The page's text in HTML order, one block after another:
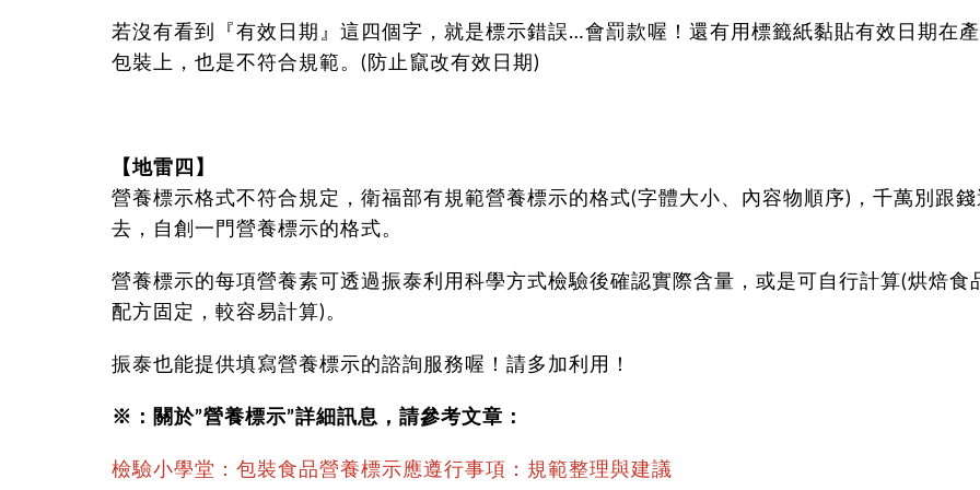
若沒有看到『有效日期』這四個字，就是標示錯誤…會罰款喔！還有用標籤紙黏貼有效日期在
包裝上，也是不符合規範。(防止竄改有效日期)
【地雷四 】
營養標示格式不符合規定，衛福部有規範營養標示的格式(字體大小、內容物順序)，千萬別跟錢
去，自創一門營養標示的格式。
營養標示的每項營養素可透過振泰利用科學方式檢驗後確認實際含量，或是可自行計算(烘焙食
配方固定，較容易計算)。
振泰也能提供填寫營養標示的諮詢服務喔！請多加利用！
※：關於”營養標示”詳細訊息，請參考文章：
檢驗小學堂：包裝食品營養標示應遵行事項：規範整理與建議